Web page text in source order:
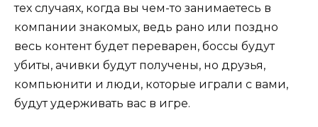
тех случаях, когда вы чем-то занимаетесь в
компании знакомых, ведь рано или поздно
весь контент будет переварен, боссы будут
убиты, ачивки будут получены, но друзья,
компьюнити и люди, которые играли с вами,
будут удерживать вас в игре.